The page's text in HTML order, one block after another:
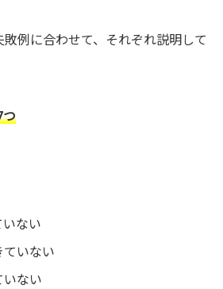
敗例に合わせて、それぞれ説明して
つ
ない
いない
いない